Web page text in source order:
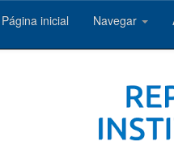
Página inicial Navegar